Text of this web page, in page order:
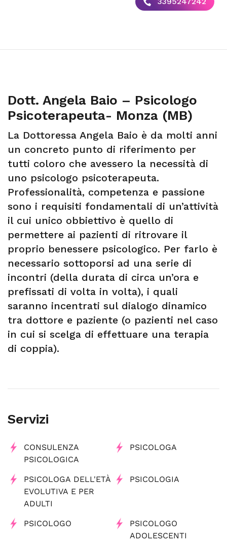
Dott. Angela Baio – Psicologo
Psicoterapeuta- Monza (MB)
La Dottoressa Angela Baio è da molti anni
un concreto punto di riferimento per
tutti coloro che avessero la necessità di
uno psicologo psicoterapeuta.
Professionalità, competenza e passione
sono i requisiti fondamentali di un’attività
il cui unico obbiettivo è quello di
permettere ai pazienti di ritrovare il
proprio benessere psicologico. Per farlo è
necessario sottoporsi ad una serie di
incontri (della durata di circa un’ora e
prefissati di volta in volta), i quali
saranno incentrati sul dialogo dinamico
tra dottore e paziente (o pazienti nel caso
in cui si scelga di effettuare una terapia
di coppia).
Servizi
CONSULENZA
PSICOLOGICA
PSICOLOGA
PSICOLOGA DELL'ETÀ
EVOLUTIVA E PER
ADULTI
PSICOLOGIA
PSICOLOGO
PSICOLOGO
ADOLESCENTI